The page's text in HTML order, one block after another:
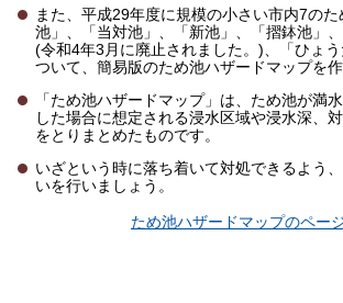
また、平成29年度に規模の小さい市内7の
池」、「当対池」、「新池」、「摺鉢池」、
(令和4年3月に廃止されました。)、「ひょ
ついて、簡易版のため池ハザードマップを作
「ため池ハザードマップ」は、ため池が満
した場合に想定される浸水区域や浸水深、
をとりまとめたものです。
いざという時に落ち着いて対処できるよう
いを行いましょう。
ため池ハザードマップのペー